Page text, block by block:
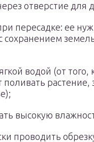
отверстие для
пересадке: ее
сохранением
водой (от того,
поливать растение,
высокую
проводить